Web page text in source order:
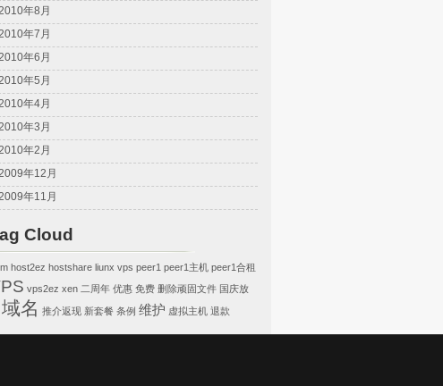
年8月
年7月
年6月
年5月
年4月
年3月
年2月
年12月
年11月
Cloud
host2ez hostshare liunx vps peer1 peer1主机 peer1合租
vps2ez xen 二周年 优惠 免费 删除顽固文件 国庆放
域名 推介返现 新套餐 条例 维护 虚拟主机 退款